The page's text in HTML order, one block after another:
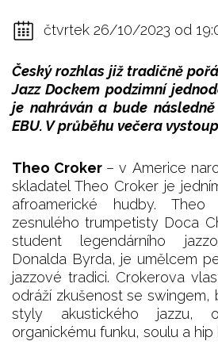
čtvrtek 26/10/2023 od
Český rozhlas již tradičně
Jazz Dockem podzimní
je nahráván a bude
EBU. V průběhu večera
Theo Croker – v Americe
skladatel Theo Croker je
afroamerické hudby.
zesnulého trumpetisty Doca
student legendárního
Donalda Byrda, je umělcem
jazzové tradici. Crokerova
odráží zkušenost se swingem,
styly akustického jazzu,
organickému funku, soulu a hip